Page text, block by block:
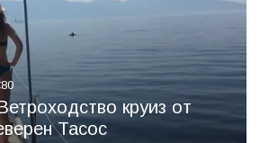
круиз от
Тасос